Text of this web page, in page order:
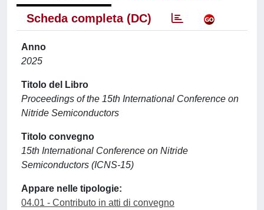
Scheda completa (DC)
Anno
2025
Titolo del Libro
Proceedings of the 15th International Conference on
Nitride Semiconductors
Titolo convegno
15th International Conference on Nitride
Semiconductors (ICNS-15)
Appare nelle tipologie:
04.01 - Contributo in atti di convegno